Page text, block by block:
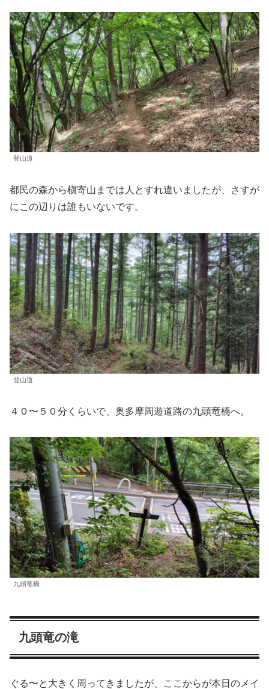
登山道
都民の森から槇寄山までは人とすれ違いましたが、さすが
にこの辺りは誰もいないです。
登山道
４０〜５０分くらいで、奥多摩周遊道路の九頭竜橋へ。
九頭竜橋
九頭竜の滝
ぐる〜と大きく周ってきましたが、ここからが本日のメイ